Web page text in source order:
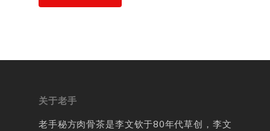
关于老手
老手秘方肉骨茶是李文钦于80年代草创，李文